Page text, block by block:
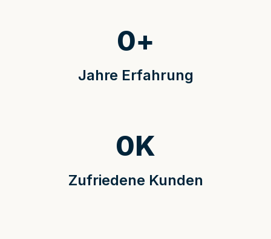
Jahre Erfahrung
0+
Zufriedene Kunden
0K